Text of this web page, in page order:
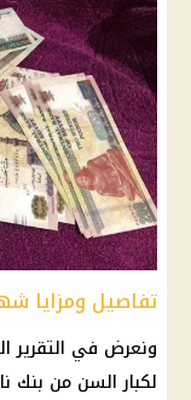
تفاصيل ومزايا
ونعرض في التقرير
لكبار السن من بنك